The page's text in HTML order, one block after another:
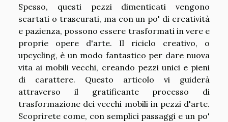
Spesso, questi pezzi dimenticati vengono
scartati o trascurati, ma con un po' di creatività
e pazienza, possono essere trasformati in vere e
proprie opere d'arte. Il riciclo creativo, o
upcycling, è un modo fantastico per dare nuova
vita ai mobili vecchi, creando pezzi unici e pieni
di carattere. Questo articolo vi guiderà
attraverso il gratificante processo di
trasformazione dei vecchi mobili in pezzi d'arte.
Scoprirete come, con semplici passaggi e un po'